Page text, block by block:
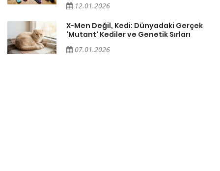
12.01.2026
X-Men Değil, Kedi: Dünyadaki Gerçek
'Mutant' Kediler ve Genetik Sırları
07.01.2026